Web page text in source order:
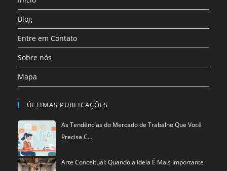
aba
Blog
Entre em Contato
Sobre nós
Mapa
ÚLTIMAS PUBLICAÇÕES
As Tendências do Mercado de Trabalho Que Você
Precisa C…
Arte Conceitual: Quando a Ideia É Mais Importante